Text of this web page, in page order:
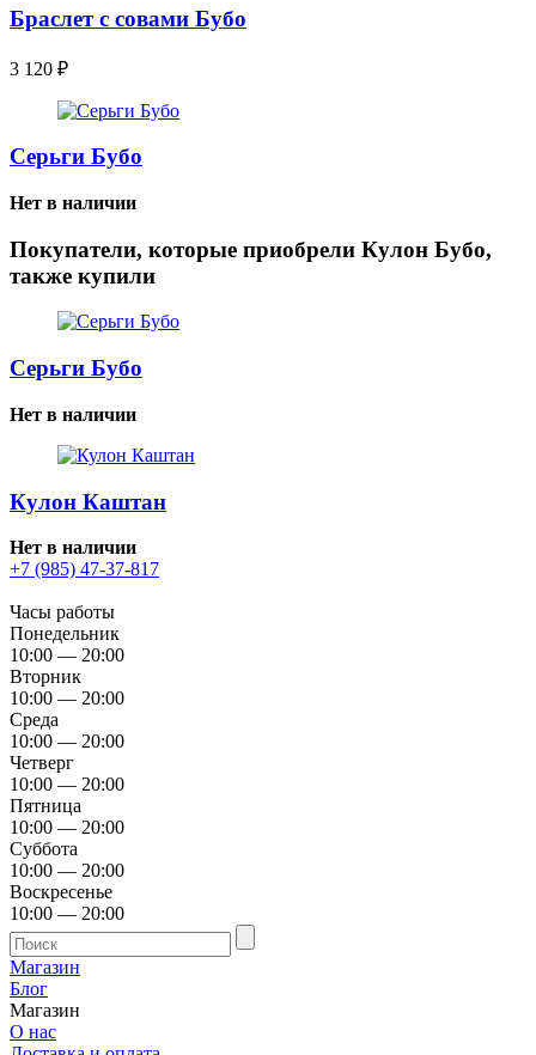
Браслет с совами Бубо
3 120 ₽
Серьги Бубо
Нет в наличии
Покупатели, которые приобрели Кулон Бубо,
также купили
Серьги Бубо
Нет в наличии
Кулон Каштан
Нет в наличии
+7 (985) 47-37-817
Часы работы
Понедельник
10:00 — 20:00
Вторник
10:00 — 20:00
Среда
10:00 — 20:00
Четверг
10:00 — 20:00
Пятница
10:00 — 20:00
Суббота
10:00 — 20:00
Воскресенье
10:00 — 20:00
Магазин
Блог
Магазин
О нас